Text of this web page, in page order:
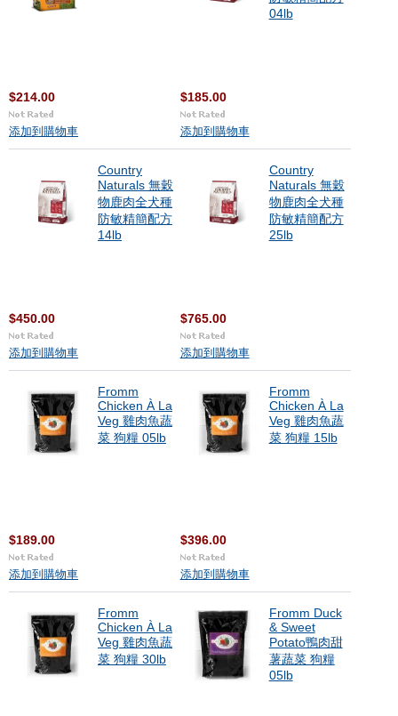
$214.00
添加到購物車
04lb
$185.00
添加到購物車
Country
Naturals 無穀
物鹿肉全犬種
防敏精簡配方
14lb
$450.00
添加到購物車
Country
Naturals 無穀
物鹿肉全犬種
防敏精簡配方
25lb
$765.00
添加到購物車
Fromm
Chicken À La
Veg 雞肉魚蔬
菜 狗糧 05lb
$189.00
添加到購物車
Fromm
Chicken À La
Veg 雞肉魚蔬
菜 狗糧 15lb
$396.00
添加到購物車
Fromm
Chicken À La
Veg 雞肉魚蔬
菜 狗糧 30lb
Fromm Duck
& Sweet
Potato鴨肉甜
薯蔬菜 狗糧
05lb